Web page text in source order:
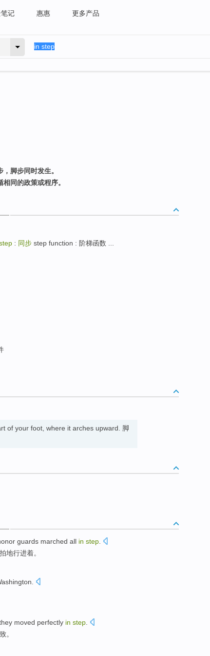
记 惠惠 更多产品
脚步同时发生。
同的政策或程序。
: 同步 step function : 阶梯函数 ...
of your foot, where it arches upward. 脚
guards marched all in step
地行进着。
moved perfectly in step
。